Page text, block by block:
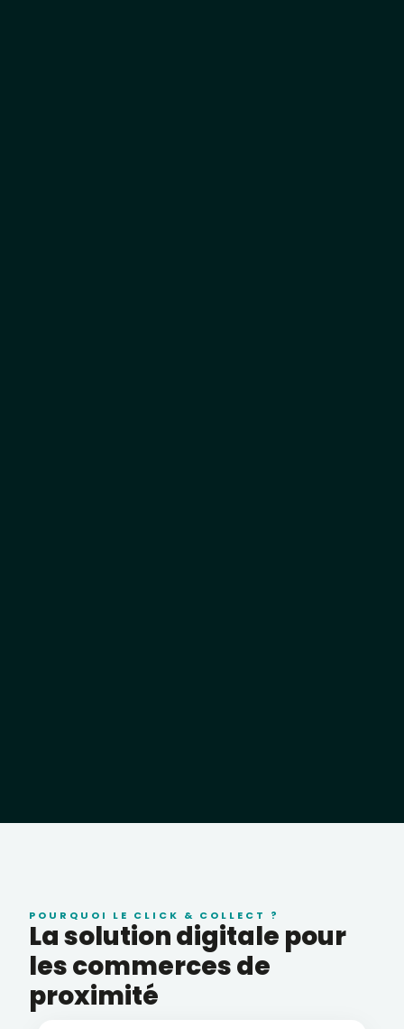
POURQUOI LE CLICK & COLLECT ?
La solution digitale pour
les commerces de
proximité